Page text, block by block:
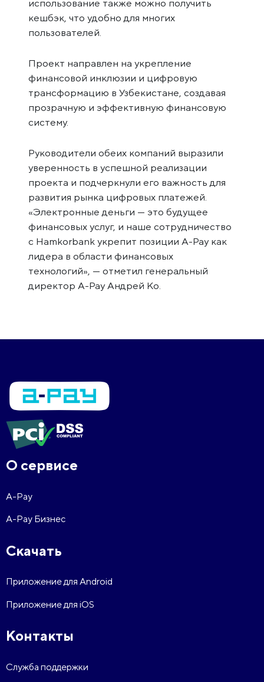
использование также можно получить
кешбэк, что удобно для многих
пользователей.
Проект направлен на укрепление
финансовой инклюзии и цифровую
трансформацию в Узбекистане, создавая
прозрачную и эффективную финансовую
систему.
Руководители обеих компаний выразили
уверенность в успешной реализации
проекта и подчеркнули его важность для
развития рынка цифровых платежей.
«Электронные деньги — это будущее
финансовых услуг, и наше сотрудничество
с Hamkorbank укрепит позиции A-Pay как
лидера в области финансовых
технологий», — отметил генеральный
директор A-Pay Андрей Ко.
О сервисе
A-Pay
A-Pay Бизнес
Скачать
Приложение для Android
Приложение для iOS
Контакты
Служба поддержки